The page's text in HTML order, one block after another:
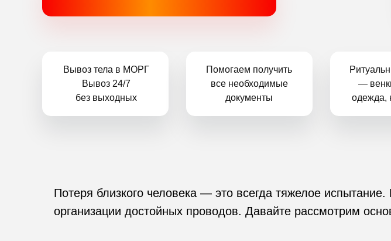
Вывоз тела в МОРГ
Вывоз 24/7
без выходных
Помогаем получить
все необходимые
документы
—
одежда,
Потеря близкого человека — это всегда тяжелое
организации достойных проводов. Давайте рассмотрим